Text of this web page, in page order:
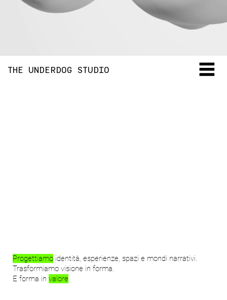
THE UNDERDOG STUDIO
Progettiamo identità, esperienze, spazi e mondi narrativi.
Trasformiamo visione in forma.
E forma invalore.